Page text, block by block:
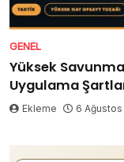
GENEL
Yüksek
Uygulama
Ekleme 6